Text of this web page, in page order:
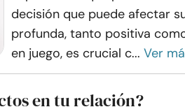
decisión que puede afectar
profunda, tanto positiva
en juego, es crucial c... Ver
en tu relación?